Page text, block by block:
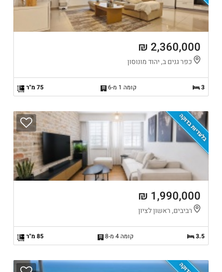
2,360,000 ₪
כפר גנים ב, יהוד מונוסון
3 קומה 1 מ-6 75 מ"ר
בלעדיות בדוקה
1,990,000 ₪
רביבים, ראשון לציון
3.5 קומה 4 מ-8 85 מ"ר